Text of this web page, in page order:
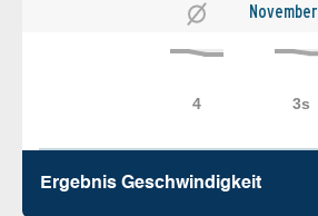
November
Ergebnis Geschw­indigkeit